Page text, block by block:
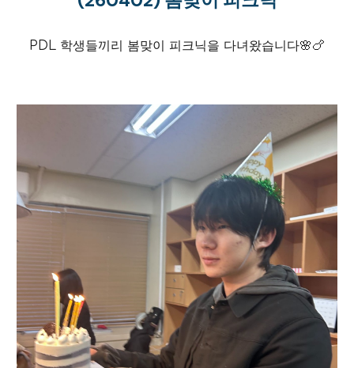
PDL 학생들끼리 봄맞이 피크닉을 다녀왔습니다🌸🍗